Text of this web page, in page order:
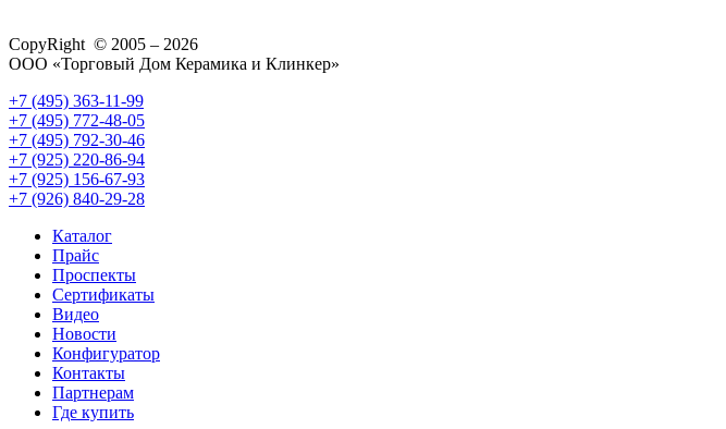
CopyRight © 2005 – 2026
ООО «Торговый Дом Керамика и Клинкер»
+7 (495) 363-11-99
+7 (495) 772-48-05
+7 (495) 792-30-46
+7 (925) 220-86-94
+7 (925) 156-67-93
+7 (926) 840-29-28
Каталог
Прайс
Проспекты
Сертификаты
Видео
Новости
Конфигуратор
Контакты
Партнерам
Где купить